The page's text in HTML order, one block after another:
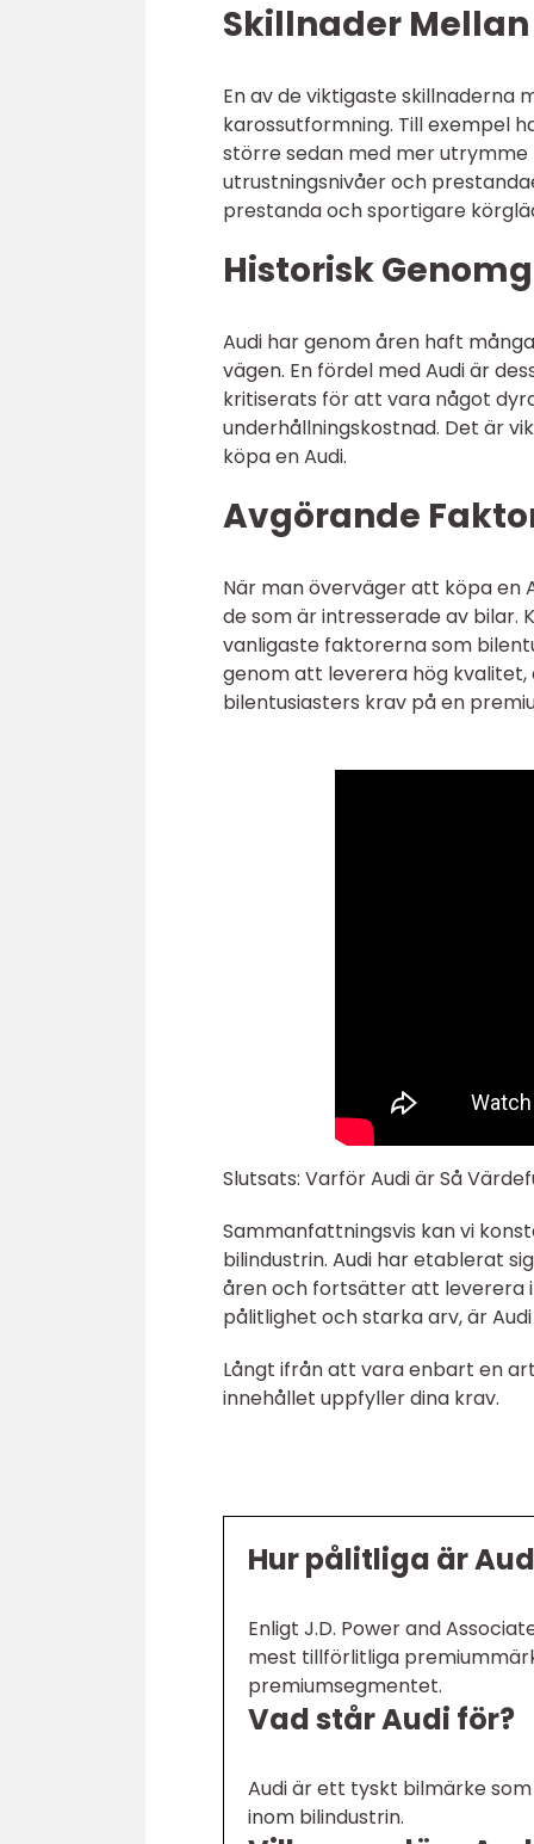
Skillnader
En av de viktigaste skillnaderna
karossutformning. Till exempel
större sedan med mer utrymme
utrustningsnivåer och
prestanda och sportigare
Historisk
Audi har genom åren haft
vägen. En fördel med Audi är
kritiserats för att vara något
underhållningskostnad. Det är
köpa en Audi.
Avgörande
När man överväger att köpa en
de som är intresserade av bilar.
vanligaste faktorerna som
genom att leverera hög
bilentusiasters krav på en
Slutsats: Varför Audi är Så
Sammanfattningsvis kan vi
bilindustrin. Audi har etablerat
åren och fortsätter att leverera
pålitlighet och starka arv, är
Långt ifrån att vara enbart en
innehållet uppfyller dina krav.
Hur pålitliga är
Enligt J.D. Power and
mest tillförlitliga
premiumsegmentet.
Vad står Audi för?
Audi är ett tyskt bilmärke
inom bilindustrin.